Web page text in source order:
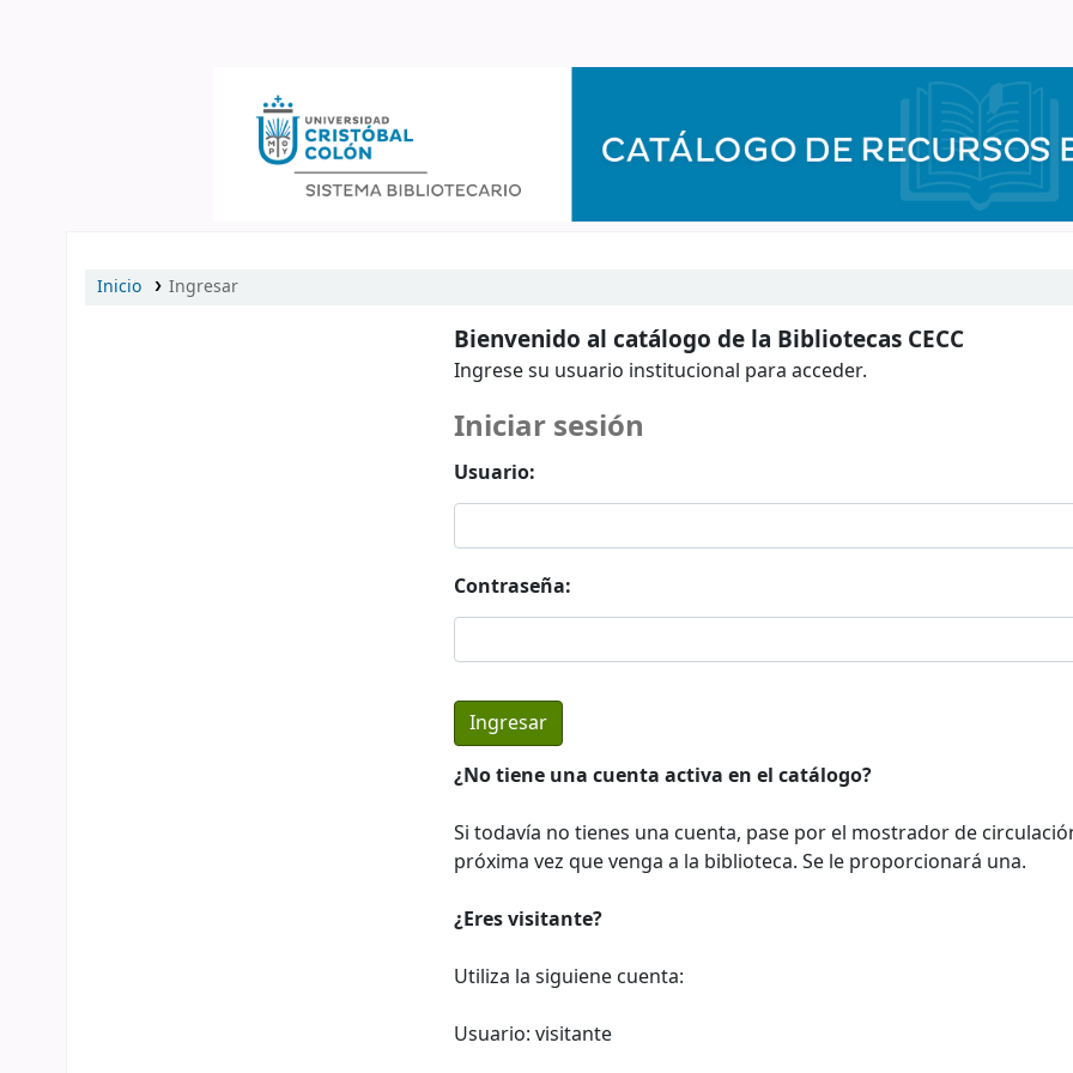
Inicio Ingresar
Bienvenido al catálogo de la Bibliotecas CECC
Ingrese su usuario institucional para acceder.
Iniciar sesión
Usuario:
Contraseña:
¿No tiene una cuenta activa en el catálogo?
Si todavía no tienes una cuenta, pase por el mostrador de
próxima vez que venga a la biblioteca. Se le proporcionará una.
¿Eres visitante?
Utiliza la siguiene cuenta:
Usuario: visitante